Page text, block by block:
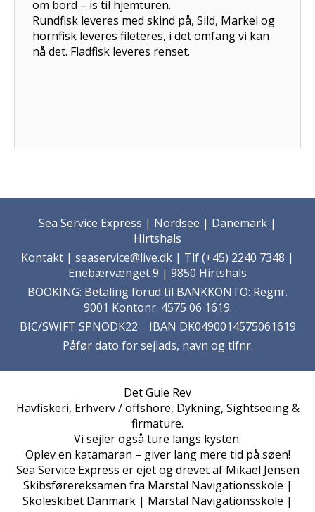
om bord – is til hjemturen.
Rundfisk leveres med skind på, Sild, Markel og
hornfisk leveres fileteres, i det omfang vi kan
nå det. Fladfisk leveres renset.
Sea Service Express | Nordsee | Dänemark |
Hirtshals
Kontakt | seaservice@live.dk | Tlf (+45) 2240 7348 |
Enebærvænget 9 | 9850 Hirtshals
BOOKING: Betaling forud til BANKKONTO: Regnr.
9001 Kontonr. 4575 06 1619.
BIC/SWIFT SPNODK22 IBAN DK0490014575061619
Påfør dato for sejlads, navn og tlfnr.
Det Gule Rev
Havfiskeri, Erhverv / offshore, Dykning, Sightseeing &
firmature.
Vi sejler også ture langs kysten.
Oplev en katamaran – giver lang mere tid på søen!
Sea Service Express er ejet og drevet af Mikael Jensen
Skibsførereksamen fra Marstal Navigationsskole |
Skoleskibet Danmark | Marstal Navigationsskole |